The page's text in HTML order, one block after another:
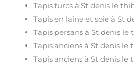
Tapis turcs à St denis le
Tapis en laine et soie à St
Tapis persans à St denis le
Tapis anciens à St denis le
Tapis anciens à St denis le